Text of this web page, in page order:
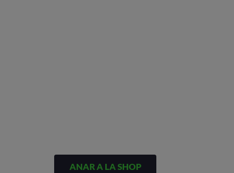
ANAR A LA SHOP